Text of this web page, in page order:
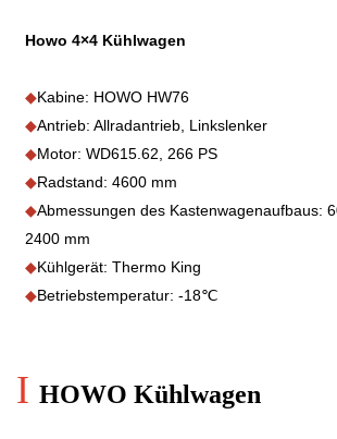
Howo 4×4 Kühlwagen
◆Kabine: HOWO HW76
◆Antrieb: Allradantrieb, Linkslenker
◆Motor: WD615.62, 266 PS
◆Radstand: 4600 mm
◆Abmessungen des Kastenwagenaufbaus:
2400 mm
◆Kühlgerät: Thermo King
◆Betriebstemperatur: -18℃
I HOWO Kühlwagen